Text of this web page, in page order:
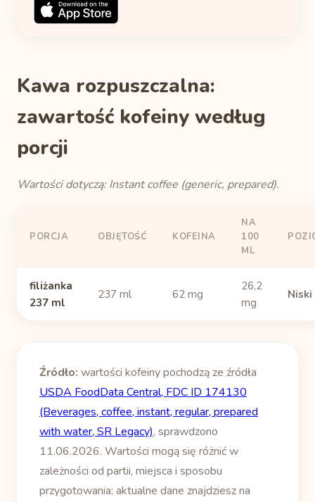
Kawa rozpuszczalna:
zawartość kofeiny według
porcji
Wartości dotyczą: Instant coffee (generic, prepared).
PORCJA OBJĘTOŚĆ KOFEINA
NA
100
ML
filiżanka
237 ml
237 ml 62 mg
26,2
mg
Niski
Źródło: wartości kofeiny pochodzą ze źródła
USDA FoodData Central, FDC ID 174130
(Beverages, coffee, instant, regular, prepared
with water, SR Legacy), sprawdzono
11.06.2026. Wartości mogą się różnić w
zależności od partii, miejsca i sposobu
przygotowania; aktualne dane znajdziesz na